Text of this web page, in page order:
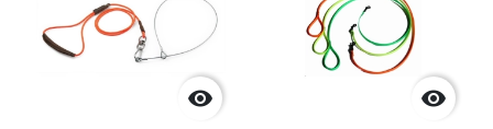
 